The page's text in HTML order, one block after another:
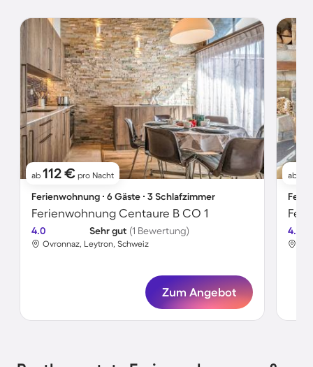
ab 112 € pro Nacht
Ferienwohnung ∙ 6 Gäste ∙ 3 Schlafzimmer
Ferienwohnung Centaure B CO 1
4.0 Sehr gut (1 Bewertung)
Ovronnaz, Leytron, Schweiz
Zum Angebot
ab
4.3